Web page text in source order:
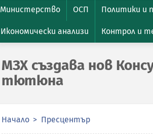
Министерство ОСП Политики и
Икономически анализи Контрол и
МЗХ създава нов
тютюна
Начало Пресцентър